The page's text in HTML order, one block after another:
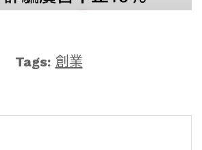
Tags: 創業